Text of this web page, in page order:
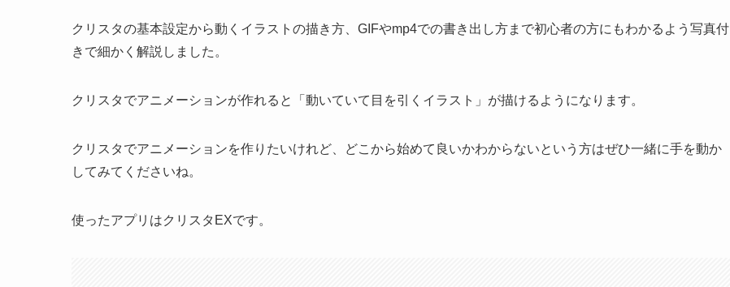
クリスタの基本設定から動くイラストの描き方、GIFやmp4での書き出し方まで初心者の方にもわかるよう写真付
きで細かく解説しました。
クリスタでアニメーションが作れると「動いていて目を引くイラスト」が描けるようになります。
クリスタでアニメーションを作りたいけれど、どこから始めて良いかわからないという方はぜひ一緒に手を動か
してみてくださいね。
使ったアプリはクリスタEXです。